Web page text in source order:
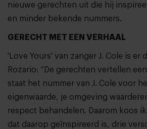
nieuwe gerechten uit die hij
en minder bekende nummers.
GERECHT MET EEN VERHAAL
'Love Yours' van zanger J. Cole is er
Rozario: “De gerechten vertellen
staat het nummer van J. Cole voor
eigenwaarde, je omgeving
respect behandelen. Daarom koos
dat daarop geïnspireerd is, drie